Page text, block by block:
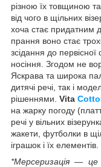
різною їх товщиною
від чого в щільних
хоча стає придатним
прання воно стає
зсідання до
носіння. Згодом не
Яскрава та широка
дитячі речі, так і
рішеннями. Vita
на жарку погоду
речі у вільних
жакети, футболки в
іграшок і їх елементів.
*Мерсеризація —